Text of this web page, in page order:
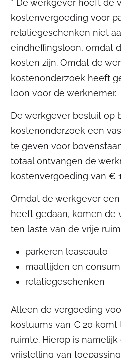
* De werkgever hoeft de
kostenvergoeding voor
relatiegeschenken niet
eindheffingsloon, omdat
kosten zijn. Omdat de
kostenonderzoek heeft
loon voor de werknemer.
De werkgever besluit op
kostenonderzoek een
te geven voor
totaal ontvangen de
kostenvergoeding van €
Omdat de werkgever
heeft gedaan, komen de
ten laste van de vrije
parkeren leaseauto
maaltijden en
relatiegeschenken
Alleen de vergoeding
kostuums van € 20 komt
ruimte. Hierop is
vrijstelling van